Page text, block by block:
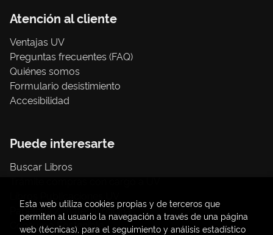
Atención al cliente
Ventajas UV
Preguntas frecuentes (FAQ)
Quiénes somos
Formulario desistimiento
Accesibilidad
Puede interesarte
Buscar Libros
Papelería / material oficina
Consumo Sostenible
Esta web utiliza cookies propias y de terceros que
permiten al usuario la navegación a través de una página
web (técnicas), para el seguimiento y análisis estadístico